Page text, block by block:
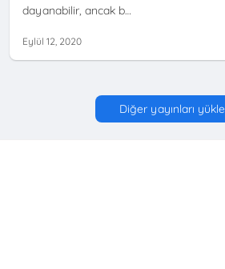
dayanabilir, ancak b…
Eylül 12, 2020
Diğer yayınları yükle